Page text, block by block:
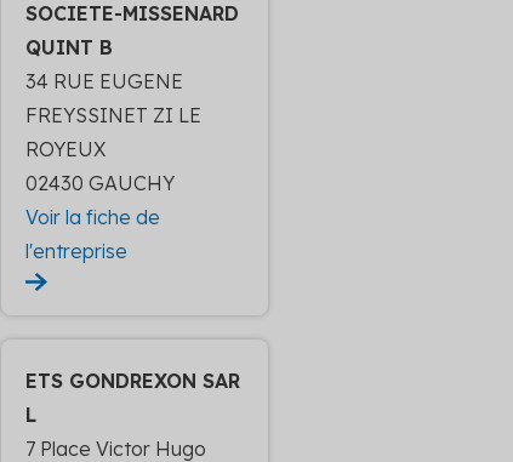
SOCIETE-MISSENARD
QUINT B
34 RUE EUGENE
FREYSSINET ZI LE
ROYEUX
02430 GAUCHY
Voir la fiche de
l'entreprise
ETS GONDREXON SAR
L
7 Place Victor Hugo